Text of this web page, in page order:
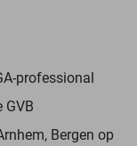
professional
GVB
Bergen op